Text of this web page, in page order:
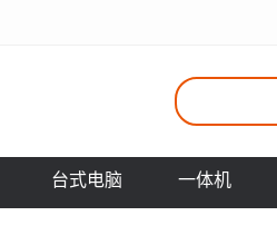
台式电脑 一体机